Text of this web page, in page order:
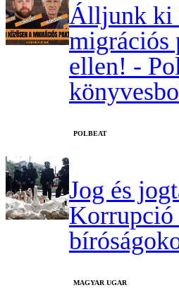
Álljunk ki
migrációs
ellen! -
‎POLBEAT
Jog és
Korrupció
MAGYAR UGAR